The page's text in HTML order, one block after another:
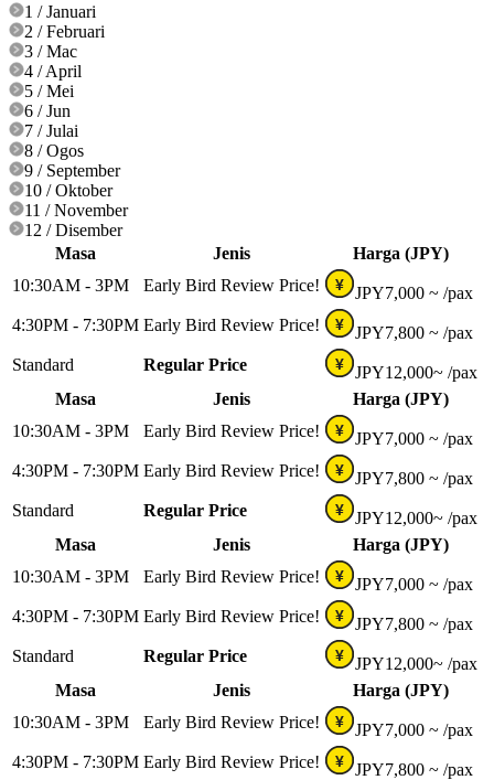
1 / Januari
2 / Februari
3 / Mac
4 / April
5 / Mei
6 / Jun
7 / Julai
8 / Ogos
9 / September
10 / Oktober
11 / November
12 / Disember
Masa
Jenis
Harga (JPY)
10:30AM - 3PM
Early Bird Review Price! ¥ JPY7,000 ~ /pax
4:30PM - 7:30PM Early Bird Review Price! ¥ JPY7,800 ~ /pax
Standard
Regular Price ¥ JPY12,000~ /pax
Masa
Jenis
Harga (JPY)
10:30AM - 3PM
Early Bird Review Price! ¥ JPY7,000 ~ /pax
4:30PM - 7:30PM Early Bird Review Price! ¥ JPY7,800 ~ /pax
Standard
Regular Price ¥ JPY12,000~ /pax
Masa
Jenis
Harga (JPY)
10:30AM - 3PM
Early Bird Review Price! ¥ JPY7,000 ~ /pax
4:30PM - 7:30PM Early Bird Review Price! ¥ JPY7,800 ~ /pax
Standard
Regular Price ¥ JPY12,000~ /pax
Masa
Jenis
Harga (JPY)
10:30AM - 3PM
Early Bird Review Price! ¥ JPY7,000 ~ /pax
4:30PM - 7:30PM Early Bird Review Price! ¥ JPY7,800 ~ /pax